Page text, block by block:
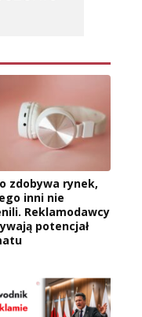
zdobywa rynek,
inni nie
Reklamodawcy
potencjał